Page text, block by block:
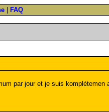
FAQ
par jour et je suis